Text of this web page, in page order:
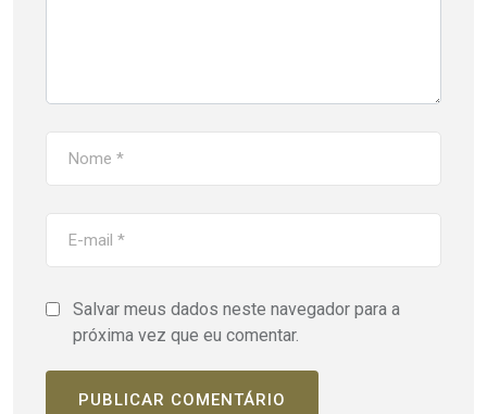
Salvar meus dados neste navegador para a
próxima vez que eu comentar.